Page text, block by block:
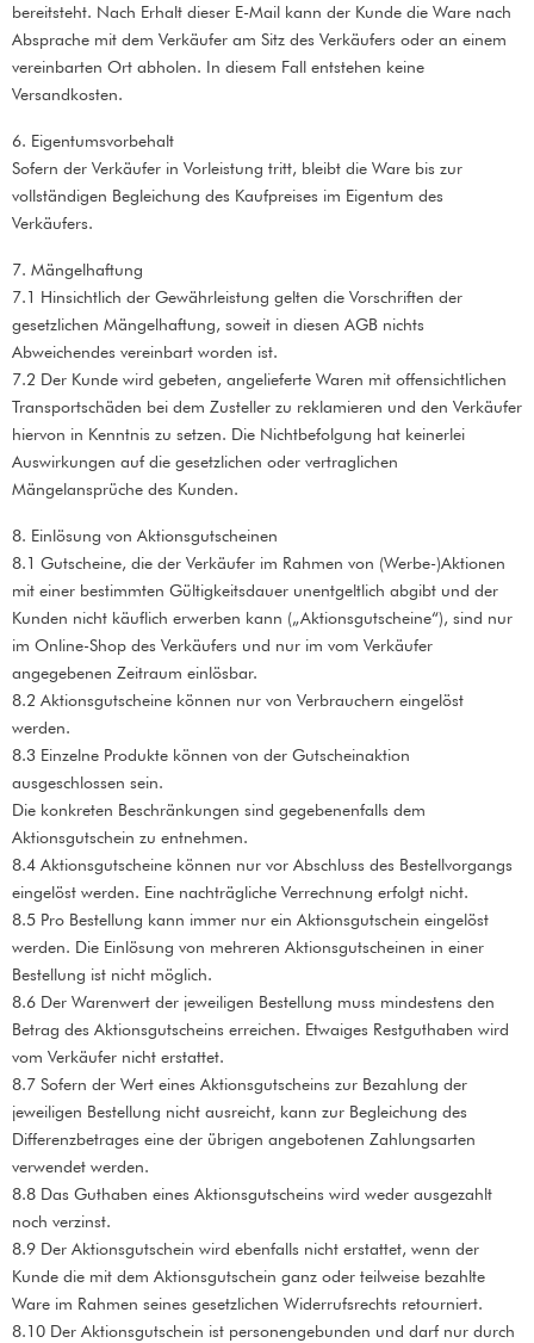
bereitsteht. Nach Erhalt dieser E-Mail kann der Kunde die Ware nach
Absprache mit dem Verkäufer am Sitz des Verkäufers oder an einem
vereinbarten Ort abholen. In diesem Fall entstehen keine
Versandkosten.
6. Eigentumsvorbehalt
Sofern der Verkäufer in Vorleistung tritt, bleibt die Ware bis zur
vollständigen Begleichung des Kaufpreises im Eigentum des
Verkäufers.
7. Mängelhaftung
7.1 Hinsichtlich der Gewährleistung gelten die Vorschriften der
gesetzlichen Mängelhaftung, soweit in diesen AGB nichts
Abweichendes vereinbart worden ist.
7.2 Der Kunde wird gebeten, angelieferte Waren mit offensichtlichen
Transportschäden bei dem Zusteller zu reklamieren und den Verkäufer
hiervon in Kenntnis zu setzen. Die Nichtbefolgung hat keinerlei
Auswirkungen auf die gesetzlichen oder vertraglichen
Mängelansprüche des Kunden.
8. Einlösung von Aktionsgutscheinen
8.1 Gutscheine, die der Verkäufer im Rahmen von (Werbe-)Aktionen
mit einer bestimmten Gültigkeitsdauer unentgeltlich abgibt und der
Kunden nicht käuflich erwerben kann („Aktionsgutscheine“), sind nur
im Online-Shop des Verkäufers und nur im vom Verkäufer
angegebenen Zeitraum einlösbar.
8.2 Aktionsgutscheine können nur von Verbrauchern eingelöst
werden.
8.3 Einzelne Produkte können von der Gutscheinaktion
ausgeschlossen sein.
Die konkreten Beschränkungen sind gegebenenfalls dem
Aktionsgutschein zu entnehmen.
8.4 Aktionsgutscheine können nur vor Abschluss des Bestellvorgangs
eingelöst werden. Eine nachträgliche Verrechnung erfolgt nicht.
8.5 Pro Bestellung kann immer nur ein Aktionsgutschein eingelöst
werden. Die Einlösung von mehreren Aktionsgutscheinen in einer
Bestellung ist nicht möglich.
8.6 Der Warenwert der jeweiligen Bestellung muss mindestens den
Betrag des Aktionsgutscheins erreichen. Etwaiges Restguthaben wird
vom Verkäufer nicht erstattet.
8.7 Sofern der Wert eines Aktionsgutscheins zur Bezahlung der
jeweiligen Bestellung nicht ausreicht, kann zur Begleichung des
Differenzbetrages eine der übrigen angebotenen Zahlungsarten
verwendet werden.
8.8 Das Guthaben eines Aktionsgutscheins wird weder ausgezahlt
noch verzinst.
8.9 Der Aktionsgutschein wird ebenfalls nicht erstattet, wenn der
Kunde die mit dem Aktionsgutschein ganz oder teilweise bezahlte
Ware im Rahmen seines gesetzlichen Widerrufsrechts retourniert.
8.10 Der Aktionsgutschein ist personengebunden und darf nur durch